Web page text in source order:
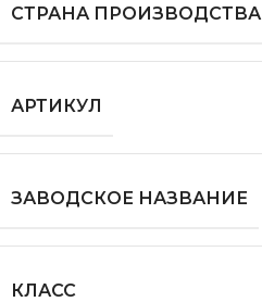
СТРАНА ПРОИЗВОДСТВА
АРТИКУЛ
ЗАВОДСКОЕ НАЗВАНИЕ
КЛАСС